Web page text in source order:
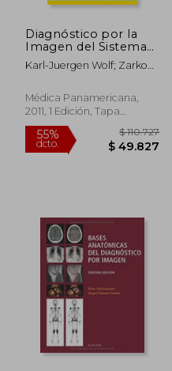
50%
Diagnóstico por la
Imagen del Sistema
Vascular. (Serie
Directo al
Radiología)
Karl-Juergen Wolf; Zarko
Albrecht; Jens Heidenreich;
Andreas Schilling
Médica Panamericana,
2011, 1 Edición, Tapa
Blanda, Nuevo